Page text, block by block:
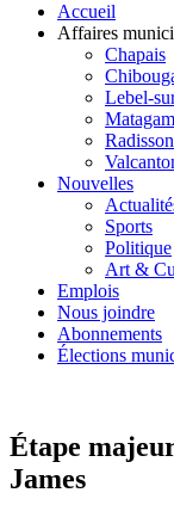
Accueil
Affaires
Chapais
Lebel-
Radisson
Nouvelles
Sports
Politique
Art &
Emplois
Nous joindre
Abonnements
Élections
Étape
James